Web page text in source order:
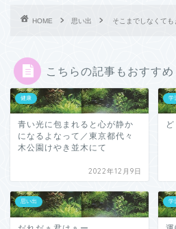
HOME 思い出 そこまでしなくても
こちらの記事もおすすめ
健康
青い光に包まれると心が静か
になるよなって／東京都代々
木公園けやき並木にて
2022年12月9日
学
思い出 学